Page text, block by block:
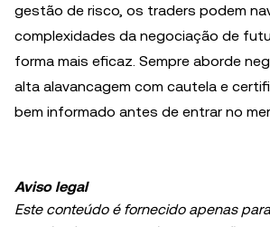
gestão de risco, os traders podem
complexidades da negociação de
forma mais eficaz. Sempre aborde
alta alavancagem com cautela e
bem informado antes de entrar no
Aviso legal
Este conteúdo é fornecido apenas